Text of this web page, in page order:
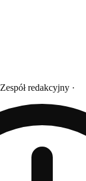
Zespół redakcyjny ·